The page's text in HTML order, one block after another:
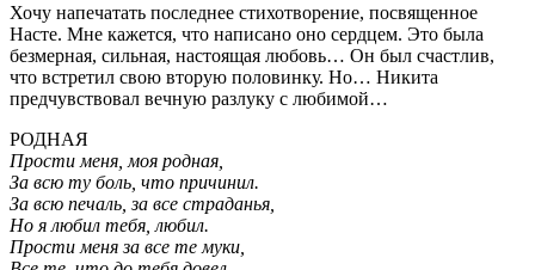
Хочу напечатать последнее стихотворение, посвященное
Насте. Мне кажется, что написано оно сердцем. Это была
безмерная, сильная, настоящая любовь… Он был счастлив,
что встретил свою вторую половинку. Но… Никита
предчувствовал вечную разлуку с любимой…
РОДНАЯ
Прости меня, моя родная,
За всю ту боль, что причинил.
За всю печаль, за все страданья,
Но я любил тебя, любил.
Прости меня за все те муки,